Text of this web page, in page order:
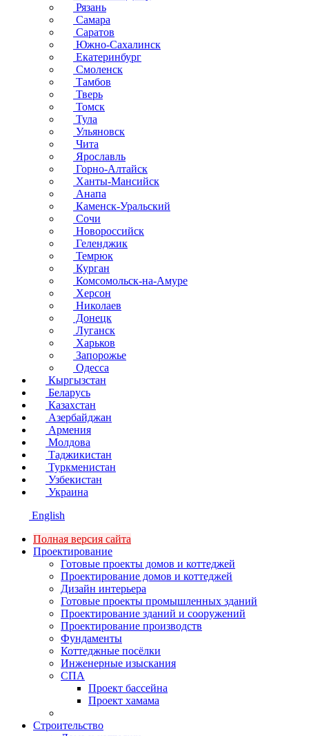
Рязань
Самара
Саратов
Южно-Сахалинск
Екатеринбург
Смоленск
Тамбов
Тверь
Томск
Тула
Ульяновск
Чита
Ярославль
Горно-Алтайск
Ханты-Мансийск
Анапа
Каменск-Уральский
Сочи
Новороссийск
Геленджик
Темрюк
Курган
Комсомольск-на-Амуре
Херсон
Николаев
Донецк
Луганск
Харьков
Запорожье
Одесса
Кыргызстан
Беларусь
Казахстан
Азербайджан
Армения
Молдова
Таджикистан
Туркменистан
Узбекистан
Украина
English
Полная версия сайта
Проектирование
Готовые проекты домов и коттеджей
Проектирование домов и коттеджей
Дизайн интерьера
Готовые проекты промышленных зданий
Проектирование зданий и сооружений
Проектирование производств
Фундаменты
Коттеджные посёлки
Инженерные изыскания
СПА
Проект бассейна
Проект хамама
Строительство